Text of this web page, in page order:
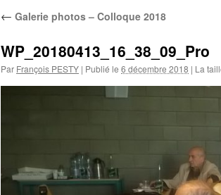
← Galerie photos – Colloque 2018
WP_20180413_16_38_09_Pro
Par François PESTY | Publié le 6 décembre 2018 | La